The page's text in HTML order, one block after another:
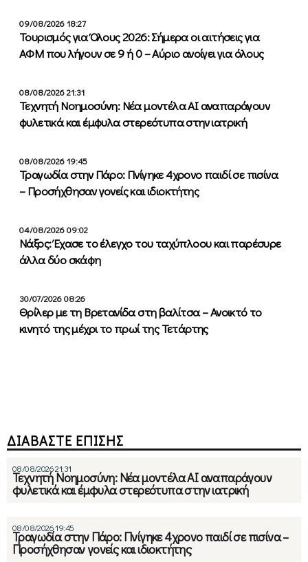
09/08/2026 18:27
Τουρισμός για Όλους 2026: Σήμερα οι αιτήσεις για
ΑΦΜ που λήγουν σε 9 ή 0 – Αύριο ανοίγει για όλους
08/08/2026 21:31
Τεχνητή Νοημοσύνη: Νέα μοντέλα ΑΙ αναπαράγουν
φυλετικά και έμφυλα στερεότυπα στην ιατρική
08/08/2026 19:45
Τραγωδία στην Πάρο: Πνίγηκε 4χρονο παιδί σε πισίνα
– Προσήχθησαν γονείς και ιδιοκτήτης
04/08/2026 09:02
Νάξος: Έχασε το έλεγχο του ταχύπλοου και παρέσυρε
άλλα δύο σκάφη
30/07/2026 08:26
Θρίλερ με τη Βρετανίδα στη βαλίτσα – Ανοικτό το
κινητό της μέχρι το πρωί της Τετάρτης
ΔΙΑΒΑΣΤΕ ΕΠΙΣΗΣ
08/08/2026 21:31
Τεχνητή Νοημοσύνη: Νέα μοντέλα ΑΙ αναπαράγουν
φυλετικά και έμφυλα στερεότυπα στην ιατρική
08/08/2026 19:45
Τραγωδία στην Πάρο: Πνίγηκε 4χρονο παιδί σε πισίνα –
Προσήχθησαν γονείς και ιδιοκτήτης